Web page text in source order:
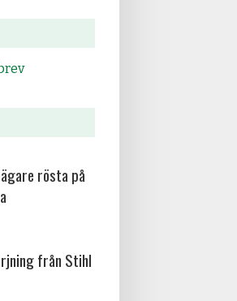
rösta på
från Stihl